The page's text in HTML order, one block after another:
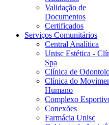
Validação de
Documentos
Certificados
Serviços Comunitários
Central Analítica
Unisc Estética -
Spa
Clínica de
Clínica do
Humano
Complexo
Conexões
Farmácia Unisc